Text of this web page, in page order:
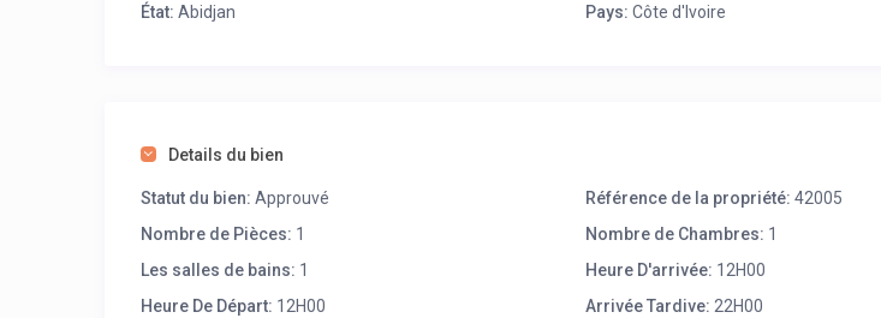
État: Abidjan Pays: Côte d'Ivoire
Details du bien
Statut du bien: Approuvé Référence de la propriété: 42005
Nombre de Pièces: 1 Nombre de Chambres: 1
Les salles de bains: 1 Heure D'arrivée: 12H00
Heure De Départ: 12H00 Arrivée Tardive: 22H00